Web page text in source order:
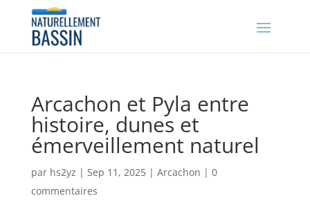
Arcachon et Pyla entre
histoire, dunes et
émerveillement naturel
par hs2yz | Sep 11, 2025| Arcachon | 0
commentaires